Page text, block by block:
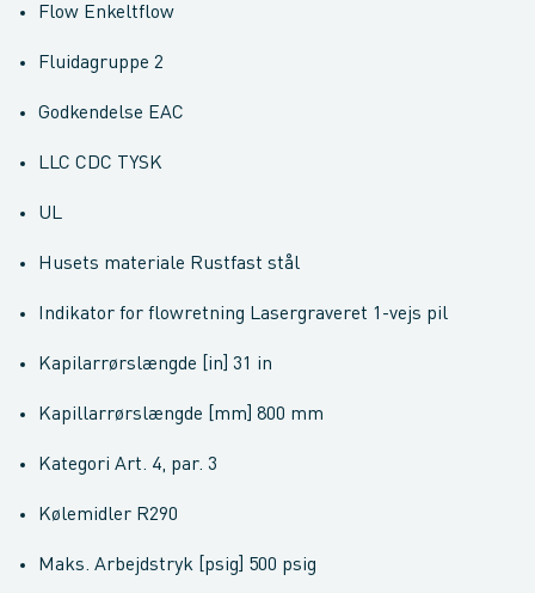
Flow Enkeltflow
Fluidagruppe 2
Godkendelse EAC
LLC CDC TYSK
UL
Husets materiale Rustfast stål
Indikator for flowretning Lasergraveret 1-vejs pil
Kapilarrørslængde [in] 31 in
Kapillarrørslængde [mm] 800 mm
Kategori Art. 4, par. 3
Kølemidler R290
Maks. Arbejdstryk [psig] 500 psig